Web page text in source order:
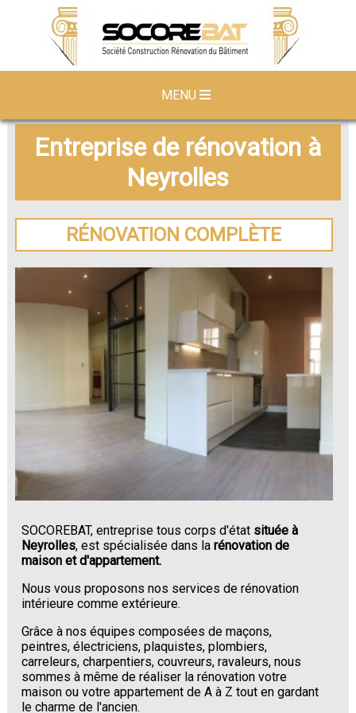
MENU
Entreprise de rénovation à
Neyrolles
RÉNOVATION COMPLÈTE
SOCOREBAT, entreprise tous corps d'état située à
Neyrolles, est spécialisée dans larénovation de
maison et d'appartement.
Nous vous proposons nos services de rénovation
intérieure comme extérieure.
Grâce à nos équipes composées de maçons,
peintres, électriciens, plaquistes, plombiers,
carreleurs, charpentiers, couvreurs, ravaleurs, nous
sommes à même de réaliser la rénovation votre
maison ou votre appartement de A à Z tout en gardant
le charme de l'ancien.